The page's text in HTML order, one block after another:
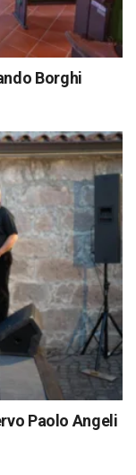
Borghi
Paolo Angeli